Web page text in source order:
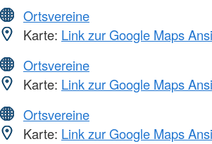
Ortsvereine
Karte: Link zur Google Maps
Ortsvereine
Karte: Link zur Google Maps
Ortsvereine
Karte: Link zur Google Maps